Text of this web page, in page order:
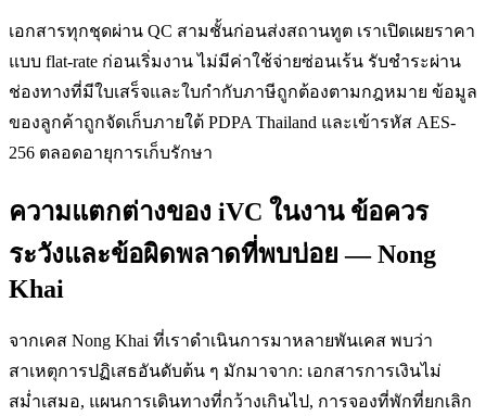
เอกสารทุกชุดผ่าน QC สามชั้นก่อนส่งสถานทูต เราเปิดเผยราคา
แบบ flat-rate ก่อนเริ่มงาน ไม่มีค่าใช้จ่ายซ่อนเร้น รับชำระผ่าน
ช่องทางที่มีใบเสร็จและใบกำกับภาษีถูกต้องตามกฎหมาย ข้อมูล
ของลูกค้าถูกจัดเก็บภายใต้ PDPA Thailand และเข้ารหัส AES-
256 ตลอดอายุการเก็บรักษา
ความแตกต่างของ iVC ในงาน ข้อควร
ระวังและข้อผิดพลาดที่พบบ่อย — Nong
Khai
จากเคส Nong Khai ที่เราดำเนินการมาหลายพันเคส พบว่า
สาเหตุการปฏิเสธอันดับต้น ๆ มักมาจาก: เอกสารการเงินไม่
สม่ำเสมอ, แผนการเดินทางที่กว้างเกินไป, การจองที่พักที่ยกเลิก